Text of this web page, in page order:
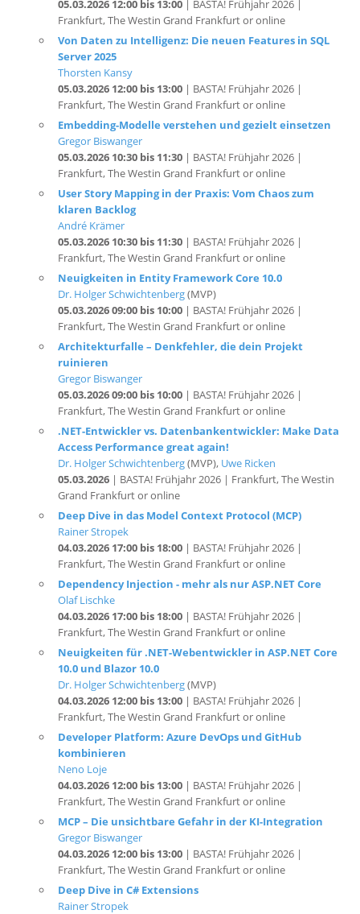
Von Daten zu Intelligenz: Die neuen Features in SQL
Server 2025
Thorsten Kansy
05.03.2026 12:00 bis 13:00
Frankfurt, The Westin Grand Frankfurt or online
Embedding-Modelle verstehen und gezielt einsetzen
Gregor Biswanger
05.03.2026 10:30 bis 11:30| BASTA! Frühjahr 2026 |
Frankfurt, The Westin Grand Frankfurt or online
User Story Mapping in der Praxis: Vom Chaos zum
klaren Backlog
André Krämer
05.03.2026 10:30 bis 11:30
Frankfurt, The Westin Grand Frankfurt or online
Neuigkeiten in Entity Framework Core 10.0
Dr. Holger Schwichtenberg(MVP)
05.03.2026 09:00 bis 10:00| BASTA! Frühjahr 2026 |
Frankfurt, The Westin Grand Frankfurt or online
Architekturfalle – Denkfehler, die dein Projekt
ruinieren
Gregor Biswanger
05.03.2026 09:00 bis 10:00
Frankfurt, The Westin Grand Frankfurt or online
.NET-Entwickler vs. Datenbankentwickler: Make Data
Access Performance great again!
Dr. Holger Schwichtenberg(MVP),Uwe Ricken
05.03.2026| BASTA! Frühjahr 2026 | Frankfurt, The Westin
Grand Frankfurt or online
Deep Dive in das Model Context Protocol (MCP)
Rainer Stropek
04.03.2026 17:00 bis 18:00| BASTA! Frühjahr 2026 |
Frankfurt, The Westin Grand Frankfurt or online
Dependency Injection - mehr als nur ASP.NET Core
Olaf Lischke
04.03.2026 17:00 bis 18:00 | BASTA! Frühjahr 2026 |
Frankfurt, The Westin Grand Frankfurt or online
Neuigkeiten für .NET-Webentwickler in ASP.NET Core
10.0 und Blazor 10.0
Dr. Holger Schwichtenberg(MVP)
04.03.2026 12:00 bis 13:00
Frankfurt, The Westin Grand Frankfurt or online
Developer Platform: Azure DevOps und GitHub
kombinieren
Neno Loje
04.03.2026 12:00 bis 13:00
Frankfurt, The Westin Grand Frankfurt or online
MCP – Die unsichtbare Gefahr in der KI-Integration
Gregor Biswanger
04.03.2026 12:00 bis 13:00| BASTA! Frühjahr 2026 |
Frankfurt, The Westin Grand Frankfurt or online
Deep Dive in C# Extensions
Rainer Stropek
04.03.2026 09:00 bis 10:00| BASTA! Frühjahr 2026 |
Frankfurt, The Westin Grand Frankfurt or online